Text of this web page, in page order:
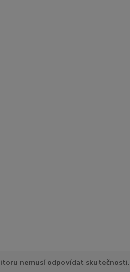
nemusí odpovídat skutečnosti.